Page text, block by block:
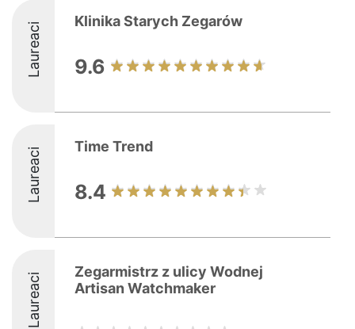
Laureaci Klinika Starych Zegarów
9.6
Laureaci Time Trend
8.4
Laureaci
Zegarmistrz z ulicy Wodnej
Artisan Watchmaker